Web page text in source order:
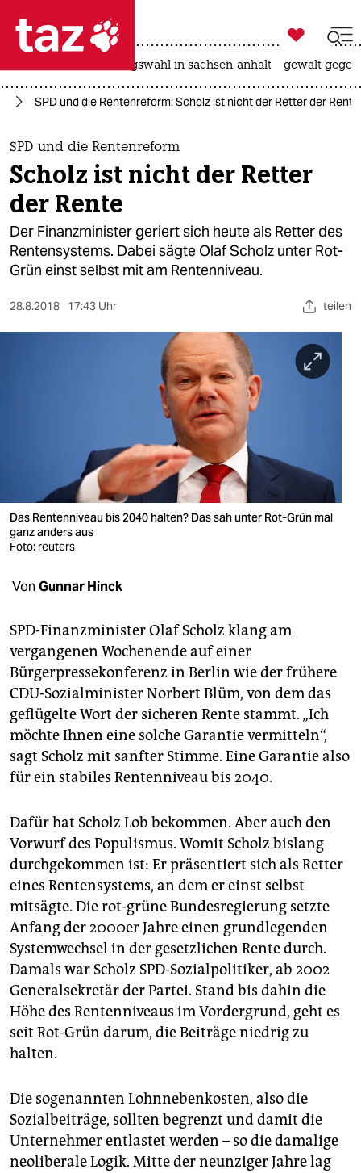
 taz zahl ich
taz zahl ich
themen
politik
öko
gesellschaft
sport
verlag
veranstaltungen
unterstützen
abo
genossenschaft
epaper login

taz zahl ich
landtagswahl in sachsen-anhalt gewalt
SPD und die Rentenreform: Scholz ist nicht der Retter der Rente
SPD und die Rentenreform
Scholz ist nicht der Retter
der Rente
Der Finanzminister geriert sich heute als Retter des
Rentensystems. Dabei sägte Olaf Scholz unter Rot-
Grün einst selbst mit am Rentenniveau.
28.8.2018 17:43 Uhr teilen
Das Rentenniveau bis 2040 halten? Das sah unter Rot-Grün mal
ganz anders aus
Foto: reuters
Von Gunnar Hinck
SPD-Finanzminister Olaf Scholz klang am
vergangenen Wochenende auf einer
Bürgerpressekonferenz in Berlin wie der frühere
CDU-Sozialminister Norbert Blüm, von dem das
geflügelte Wort der sicheren Rente stammt. „Ich
möchte Ihnen eine solche Garantie vermitteln“,
sagt Scholz mit sanfter Stimme. Eine Garantie also
für ein stabiles Rentenniveau bis 2040.
Dafür hat Scholz Lob bekommen. Aber auch den
Vorwurf des Populismus. Womit Scholz bislang
durchgekommen ist: Er präsentiert sich als Retter
eines Rentensystems, an dem er einst selbst
mitsägte. Die rot-grüne Bundesregierung setzte
Anfang der 2000er Jahre einen grundlegenden
Systemwechsel in der gesetzlichen Rente durch.
Damals war Scholz SPD-Sozialpolitiker, ab 2002
Generalsekretär der Partei. Stand bis dahin die
Höhe des Rentenniveaus im Vordergrund, geht es
seit Rot-Grün darum, die Beiträge niedrig zu
halten.
Die sogenannten Lohnnebenkosten, also die
Sozialbeiträge, sollten begrenzt und damit die
Unternehmer entlastet werden – so die damalige
neoliberale Logik. Mitte der neunziger Jahre lag